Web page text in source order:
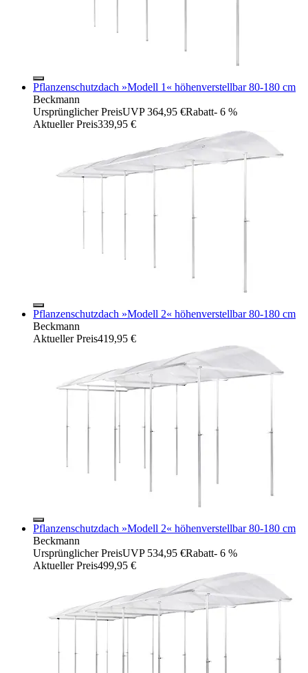
Pflanzenschutzdach »Modell 1« höhenverstellbar 80-180 cm
Beckmann
Ursprünglicher PreisUVP 364,95 €Rabatt- 6 %
Aktueller Preis339,95 €
Pflanzenschutzdach »Modell 2« höhenverstellbar 80-180 cm
Beckmann
Aktueller Preis419,95 €
Pflanzenschutzdach »Modell 2« höhenverstellbar 80-180 cm
Beckmann
Ursprünglicher PreisUVP 534,95 €Rabatt- 6 %
Aktueller Preis499,95 €